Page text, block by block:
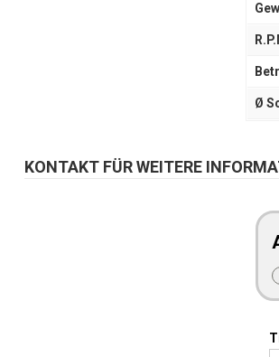
Ø
KONTAKT FÜR WEITERE